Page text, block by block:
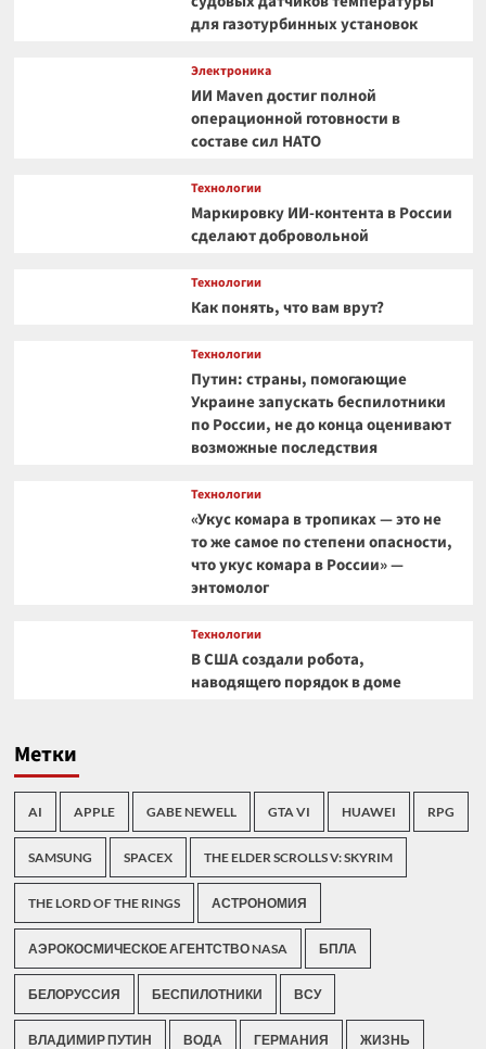
для газотурбинных установок
Электроника
ИИ Maven достиг полной
операционной готовности в
составе сил НАТО
Технологии
Маркировку ИИ-контента в России
сделают добровольной
Технологии
Как понять, что вам врут?
Технологии
Путин: страны, помогающие
Украине запускать беспилотники
по России, не до конца оценивают
возможные последствия
Технологии
«Укус комара в тропиках — это не
то же самое по степени опасности,
что укус комара в России» —
энтомолог
Технологии
В США создали робота,
наводящего порядок в доме
Метки
AI APPLE GABE NEWELL GTA VI HUAWEI RPG
SAMSUNG SPACEX THE ELDER SCROLLS V: SKYRIM
THE LORD OF THE RINGS АСТРОНОМИЯ
АЭРОКОСМИЧЕСКОЕ АГЕНТСТВО NASA БПЛА
БЕЛОРУССИЯ БЕСПИЛОТНИКИ ВСУ
ВЛАДИМИР ПУТИН ВОДА ГЕРМАНИЯ ЖИЗНЬ